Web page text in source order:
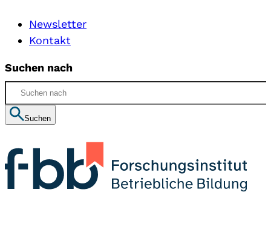
Newsletter
Kontakt
Suchen nach
Suchen